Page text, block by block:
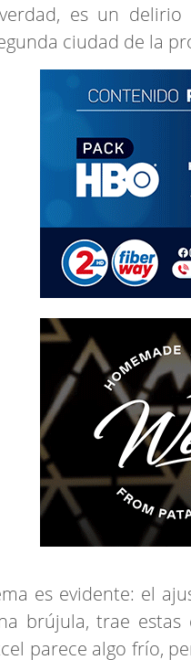
es un
ciudad de la
es evidente: el
brújula, trae estas
parece algo frío,